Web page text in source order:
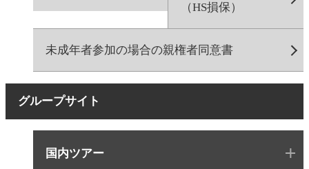
（HS損保）
未成年者参加の場合の親権者同意書
グループサイト
国内ツアー